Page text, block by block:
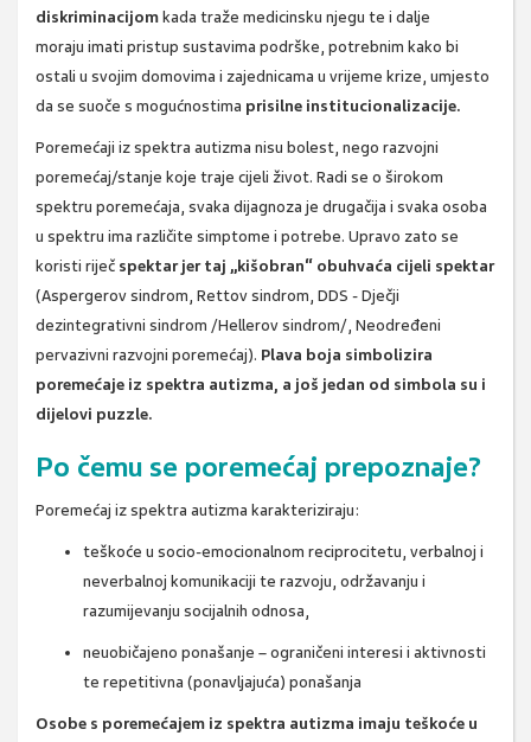
diskriminacijomkada traže medicinsku njegu te i dalje
moraju imati pristup sustavima podrške, potrebnim kako bi
ostali u svojim domovima i zajednicama u vrijeme krize, umjesto
da se suoče s mogućnostima prisilne institucionalizacije.
Poremećaji iz spektra autizma nisu bolest, nego razvojni
poremećaj/stanje koje traje cijeli život. Radi se o širokom
spektru poremećaja, svaka dijagnoza je drugačija i svaka osoba
u spektru ima različite simptome i potrebe. Upravo zato se
koristi riječ spektar jer taj „kišobran“ obuhvaća cijeli spektar
(Aspergerov sindrom, Rettov sindrom, DDS -Dječji
dezintegrativni sindrom /Hellerov sindrom/, Neodređeni
pervazivni razvojni poremećaj). Plava boja simbolizira
poremećaje iz spektra autizma, a još jedan od simbola su i
dijelovi puzzle.
Po čemu se poremećaj prepoznaje?
Poremećaj iz spektra autizma karakteriziraju:
teškoće u socio-emocionalnom reciprocitetu, verbalnoj i
neverbalnoj komunikaciji te razvoju, održavanju i
razumijevanju socijalnih odnosa,
neuobičajeno ponašanje – ograničeni interesi i aktivnosti
te repetitivna (ponavljajuća) ponašanja
Osobe s poremećajem iz spektra autizma imaju teškoće u